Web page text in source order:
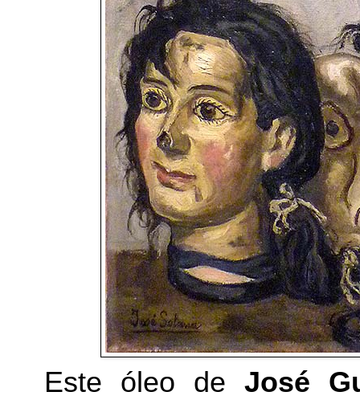
Este óleo de José